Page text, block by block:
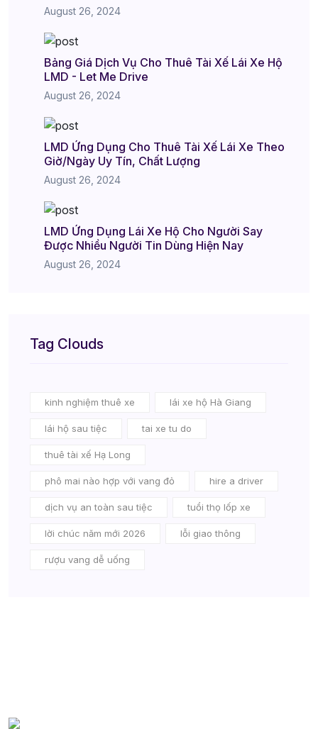
August 26, 2024
Bảng Giá Dịch Vụ Cho Thuê Tài Xế Lái Xe Hộ
LMD - Let Me Drive
August 26, 2024
LMD Ứng Dụng Cho Thuê Tài Xế Lái Xe Theo
Giờ/Ngày Uy Tín, Chất Lượng
August 26, 2024
LMD Ứng Dụng Lái Xe Hộ Cho Người Say
Được Nhiều Người Tin Dùng Hiện Nay
August 26, 2024
Tag Clouds
kinh nghiệm thuê xe lái xe hộ Hà Giang
lái hộ sau tiệc tai xe tu do
thuê tài xế Hạ Long
phô mai nào hợp với vang đỏ hire a driver
dịch vụ an toàn sau tiệc tuổi thọ lốp xe
lời chúc năm mới 2026 lỗi giao thông
rượu vang dễ uống